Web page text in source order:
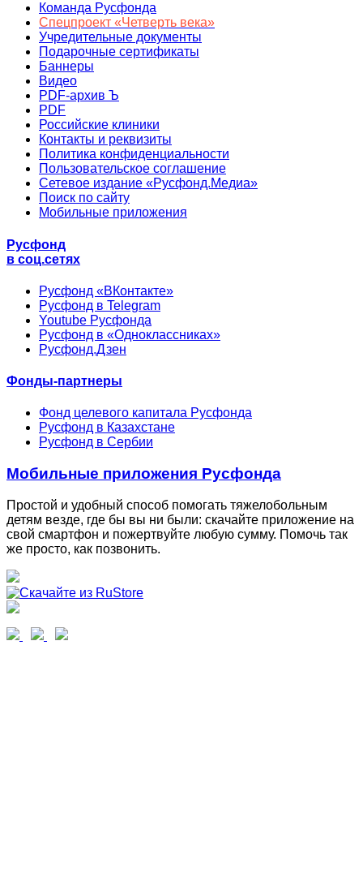
Команда Русфонда
Спецпроект «Четверть века»
Учредительные документы
Подарочные сертификаты
Баннеры
Видео
PDF-архив Ъ
PDF
Российские клиники
Контакты и реквизиты
Политика конфиденциальности
Пользовательское соглашение
Сетевое издание «Русфонд.Медиа»
Поиск по сайту
Мобильные приложения
Русфонд
в соц.сетях
Русфонд «ВКонтакте»
Русфонд в Telegram
Youtube Русфонда
Русфонд в «Одноклассниках»
Русфонд.Дзен
Фонды-партнеры
Фонд целевого капитала Русфонда
Русфонд в Казахстане
Русфонд в Сербии
Мобильные приложения Русфонда
Простой и удобный способ помогать тяжелобольным
детям везде, где бы вы ни были: скачайте приложение на
свой смартфон и пожертвуйте любую сумму. Помочь так
же просто, как позвонить.